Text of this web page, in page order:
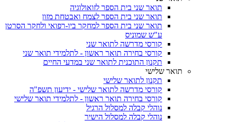
תואר שני בית הספר לזואולוגיה
תואר שני בית הספר לצמח ואבטחת מזון
תואר שני בית הספר למחקר ביו-רפואי ולחקר הסרטן
ע"ש שמוניס
קורסי מדרשה לתואר שני
קורסי בחירה תואר ראשון - לתלמידי תואר שני
תקנון התוכנית לתואר שני במדעי החיים
תואר שלישי
תקנון לתואר שלישי
קורסי מדרשה לתואר שלישי - ידיעון תשפ"ה
קורסי בחירה תואר ראשון - לתלמידי תואר שלישי
נוהלי קבלה למסלול הרגיל
נוהלי קבלה למסלול הישיר